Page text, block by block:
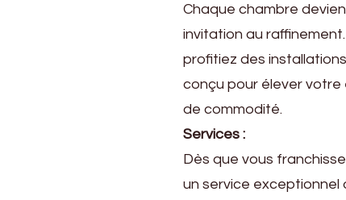
Chaque chambre
invitation au
profitiez des
conçu pour élever
de commodité.
Services :
Dès que vous
un service